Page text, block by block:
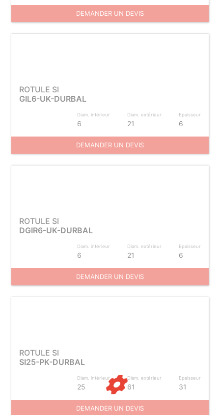
DEMANDER UN DEVIS
ROTULE SI
GIL6-UK-DURBAL
Diam. intérieur
6
Diam. extérieur
21
Epaisseur
6
DEMANDER UN DEVIS
ROTULE SI
DGIR6-UK-DURBAL
Diam. intérieur
6
Diam. extérieur
21
Epaisseur
6
DEMANDER UN DEVIS
ROTULE SI
SI25-PK-DURBAL
Diam. intérieur
25
Diam. extérieur
61
Epaisseur
31
DEMANDER UN DEVIS